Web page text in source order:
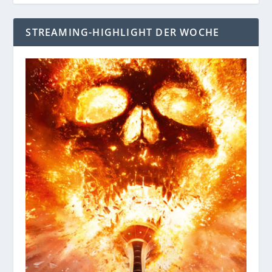
STREAMING-HIGHLIGHT DER WOCHE